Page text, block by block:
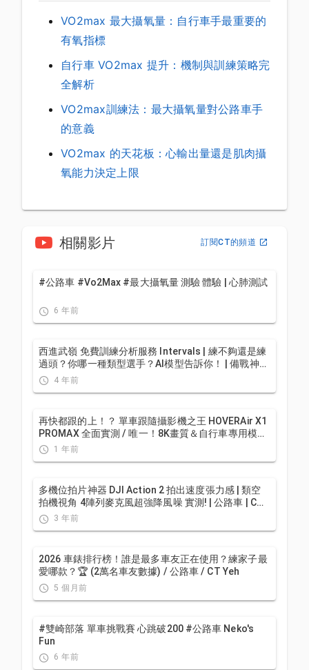
VO2max 最大攝氧量：自行車手最重要的
有氧指標
自行車 VO2max 提升：機制與訓練策略完
全解析
VO2max訓練法：最大攝氧量對公路車手
的意義
VO2max 的天花板：心輸出量還是肌肉攝
氧能力決定上限
相關影片 訂閱CT的頻道
#公路車 #Vo2Max #最大攝氧量 測驗 體驗 | 心肺測試
6 年前
西進武嶺 免費訓練分析服務 Intervals | 練不夠還是練
過頭？你哪一種類型選手？AI模型告訴你！ | 備戰神器
4 年前
再快都跟的上！？ 單車跟隨攝影機之王 HOVERAir X1
PROMAX 全面實測 / 唯一！8K畫質＆自行車專用模式
和跟蹤信標＆前後避障 / DJI Neo 可參考/ 公路車 / CT
1 年前
多機位拍片神器 DJI Action 2 拍出速度張力感 | 類空
拍機視角 4陣列麥克風超強降風噪 實測! | 公路車 | CT
Yeh3 年前
2026 車錶排行榜！誰是最多車友正在使用？練家子最
愛哪款？🏆 (2萬名車友數據) / 公路車 / CT Yeh
5 個月前
#雙崎部落 單車挑戰賽 心跳破200 #公路車 Neko's
Fun
6 年前